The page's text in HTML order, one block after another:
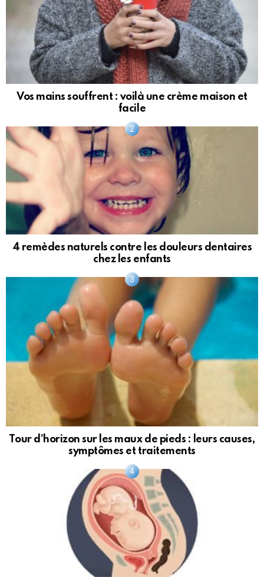
Vos mains souffrent : voilà une crème maison et
facile
4 remèdes naturels contre les douleurs dentaires
chez les enfants
Tour d’horizon sur les maux de pieds : leurs causes,
symptômes et traitements